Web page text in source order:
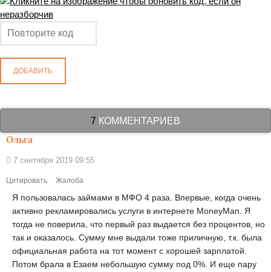
ДОБАВИТЬ
7 КОММЕНТАРИЕВ
Ольга
7 сентября 2019 09:55
Цитировать Жалоба
Я пользовалась займами в МФО 4 раза. Впервые, когда очень
активно рекламировались услуги в интернете MoneyMan. Я
тогда не поверила, что первый раз выдается без процентов, но
так и оказалось. Сумму мне выдали тоже приличную, т.к. была
официальная работа на тот момент с хорошей зарплатой.
Потом брала в Езаем небольшую сумму под 0%. И еще пару